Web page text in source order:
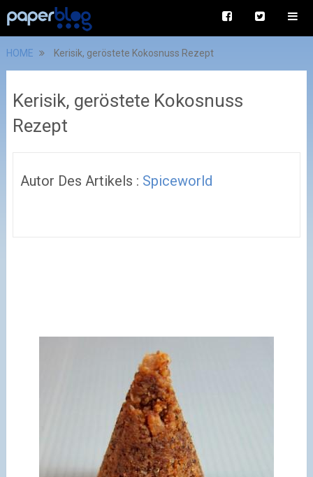
HOME Kerisik, geröstete Kokosnuss Rezept
Kerisik, geröstete Kokosnuss
Rezept
Autor Des Artikels : Spiceworld